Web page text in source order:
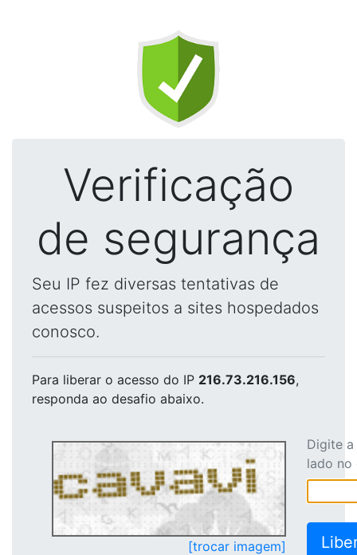
Verificação
de segurança
Seu IP fez diversas tentativas de
acessos suspeitos a sites hospedados
conosco.
Para liberar o acesso do IP 216.73.216.156,
responda ao desafio abaixo.
[trocar imagem]
Digite
lado no